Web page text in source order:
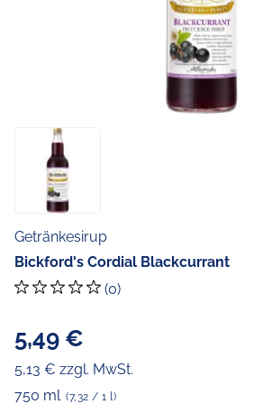
Getränkesirup
Bickford's Cordial Blackcurrant
(0)
5,49 €
5,13 € zzgl. MwSt.
750 ml (7,32 / 1 l)